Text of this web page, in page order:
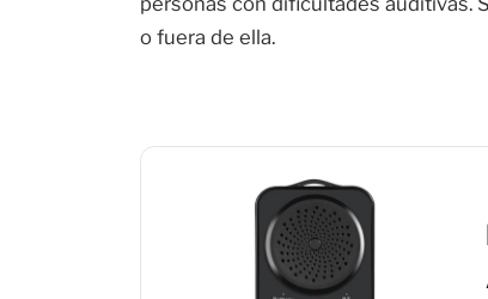
o fuera de ella.